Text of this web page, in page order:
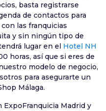
basta registrarse
de contactos para
las franquicias
y sin ningún tipo de
lugar en el Hotel NH
horas, así que si eres de
modelo de negocio,
para asegurarte un
Málaga.
Madrid y